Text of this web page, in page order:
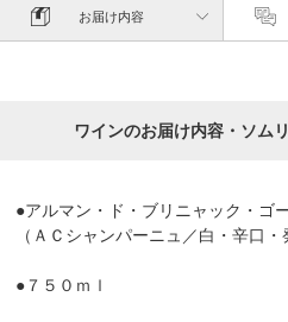
お届け内容
ワインのお届け内容・ソム
●アルマン・ド・ブリニャック・ゴ
（ＡＣシャンパーニュ／白・辛口・
●７５０ｍｌ